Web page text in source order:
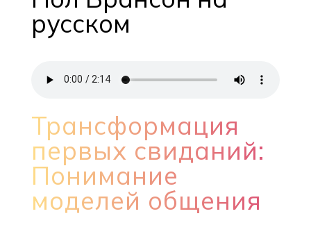
русском
Трансформация
первых свиданий:
Понимание
моделей общения